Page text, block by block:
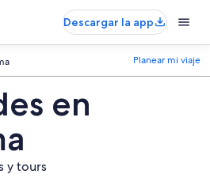
Descargar la app
Planear mi viaje
en
y tours